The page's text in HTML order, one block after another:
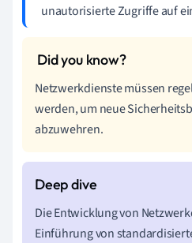
unautorisierte Zugriffe auf
Netzwerkdienste müssen
werden, um neue
abzuwehren.
Die Entwicklung von
Einführung von